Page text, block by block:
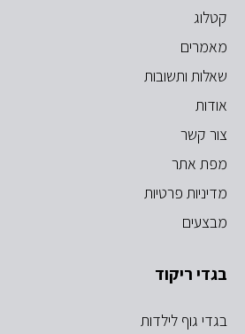
קטלוג
מאמרים
שאלות ותשובות
אודות
צור קשר
מפת אתר
מדיניות פרטיות
מבצעים
בגדי ריקוד
בגדי גוף לילדות